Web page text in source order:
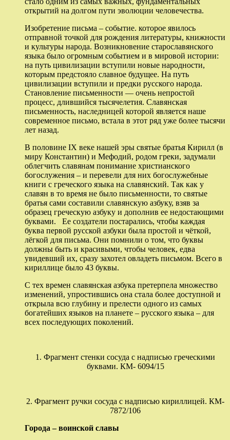
открытий на долгом пути эволюции человечества.
Изобретение письма – событие. которое явилось
отправной точкой для рождения литературы, книжности
и культуры народа. Возникновение старославянского
языка было огромным событием и в мировой истории:
на путь цивилизации вступили новые народности,
которым предстояло славное будущее. На путь
цивилизации вступили и предки русского народа.
Становление письменности — очень непростой
процесс, длившийся тысячелетия. Славянская
письменность, наследницей которой является наше
современное письмо, встала в этот ряд уже более тысячи
лет назад.
В половине IX веке нашей эры святые братья Кирилл (в
миру Константин) и Мефодий, родом греки, задумали
облегчить славянам понимание христианского
богослужения – и перевели для них богослужебные
книги с греческого языка на славянский. Так как у
славян в то время не было письменности, то святые
братья сами составили славянскую азбуку, взяв за
образец греческую азбуку и дополнив ее недостающими
буквами. Ее создатели постарались, чтобы каждая
буква первой русской азбуки была простой и чёткой,
лёгкой для письма. Они помнили о том, что буквы
должны быть и красивыми, чтобы человек, едва
увидевший их, сразу захотел овладеть письмом. Всего в
кириллице было 43 буквы.
С тех времен славянская азбука претерпела множество
изменений, упростившись она стала более доступной и
открыла всю глубину и прелести одного из самых
богатейших языков на планете – русского языка – для
всех последующих поколений.
1. Фрагмент стенки сосуда с надписью греческими
буквами. КМ- 6094/15
2. Фрагмент ручки сосуда с надписью кириллицей. КМ-
7872/106
Города – воинской славы